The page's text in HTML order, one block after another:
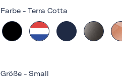
Farbe - Terra Cotta
Größe - Small